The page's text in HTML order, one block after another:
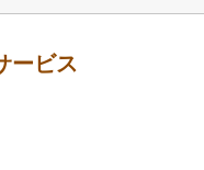
ービス